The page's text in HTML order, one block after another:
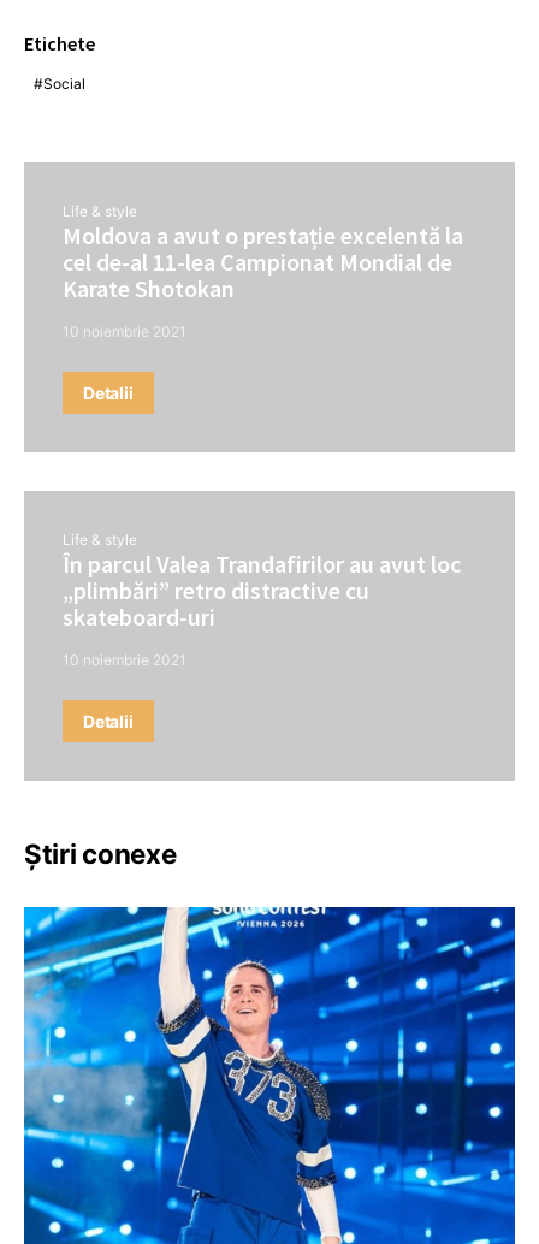
Etichete
Social
Life & style
Moldova a avut o prestație excelentă la
cel de-al 11-lea Campionat Mondial de
Karate Shotokan
10 noiembrie 2021
Detalii
Life & style
În parcul Valea Trandafirilor au avut loc
„plimbări” retro distractive cu
skateboard-uri
10 noiembrie 2021
Detalii
Știri conexe